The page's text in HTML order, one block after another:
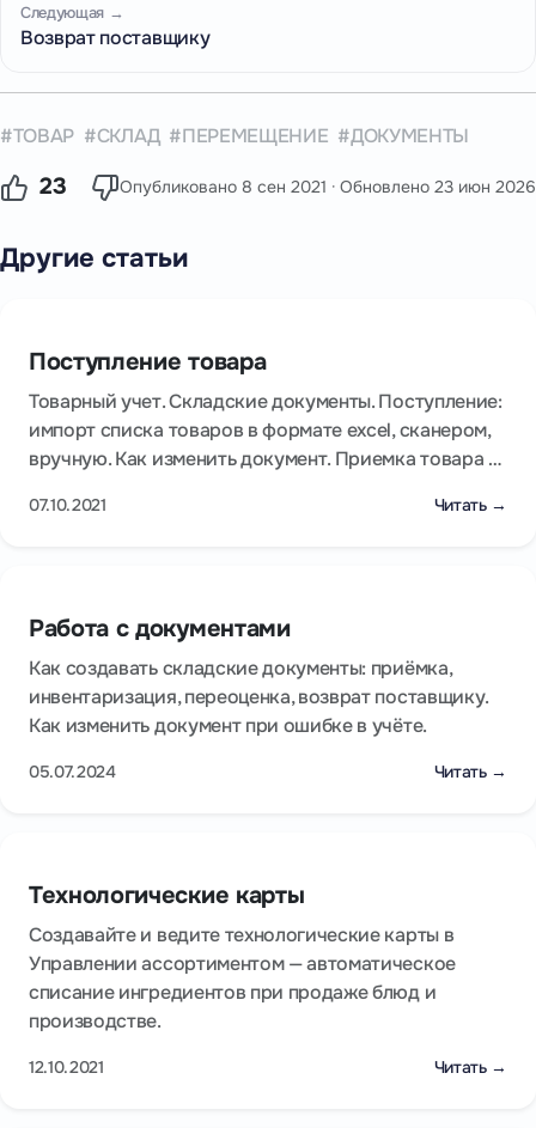
Следующая →
Возврат поставщику
ТОВАР СКЛАД ПЕРЕМЕЩЕНИЕ ДОКУМЕНТЫ
23 Опубликовано 8 сен 2021 · Обновлено 23 июн 2026
Другие статьи
Поступление товара
Товарный учет. Складские документы. Поступление:
импорт списка товаров в формате excel, сканером,
вручную. Как изменить документ. Приемка товара …
07.10.2021 Читать →
Работа с документами
Как создавать складские документы: приёмка,
инвентаризация, переоценка, возврат поставщику.
Как изменить документ при ошибке в учёте.
05.07.2024 Читать →
Технологические карты
Создавайте и ведите технологические карты в
Управлении ассортиментом — автоматическое
списание ингредиентов при продаже блюд и
производстве.
12.10.2021 Читать →